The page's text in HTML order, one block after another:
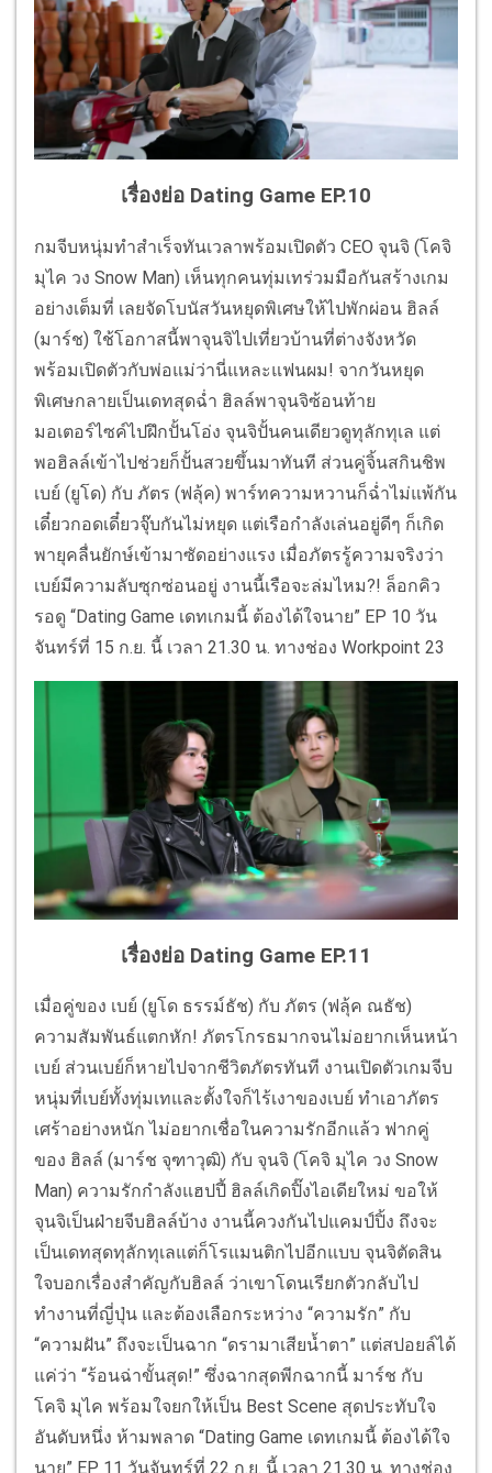
เรื่องย่อ Dating Game EP.10
กมจีบหนุ่มทำสำเร็จทันเวลาพร้อมเปิดตัว CEO จุนจิ (โคจิ
มุไค วง Snow Man) เห็นทุกคนทุ่มเทร่วมมือกันสร้างเกม
อย่างเต็มที่ เลยจัดโบนัสวันหยุดพิเศษให้ไปพักผ่อน ฮิลล์
(มาร์ช) ใช้โอกาสนี้พาจุนจิไปเที่ยวบ้านที่ต่างจังหวัด
พร้อมเปิดตัวกับพ่อแม่ว่านี่แหละแฟนผม! จากวันหยุด
พิเศษกลายเป็นเดทสุดฉ่ำ ฮิลล์พาจุนจิซ้อนท้าย
มอเตอร์ไซค์ไปฝึกปั้นโอ่ง จุนจิปั้นคนเดียวดูทุลักทุเล แต่
พอฮิลล์เข้าไปช่วยก็ปั้นสวยขึ้นมาทันที ส่วนคู่จิ้นสกินชิพ
เบย์ (ยูโด) กับ ภัตร (ฟลุ้ค) พาร์ทความหวานก็ฉ่ำไม่แพ้กัน
เดี๋ยวกอดเดี๋ยวจุ๊บกันไม่หยุด แต่เรือกำลังเล่นอยู่ดีๆ ก็เกิด
พายุคลื่นยักษ์เข้ามาซัดอย่างแรง เมื่อภัตรรู้ความจริงว่า
เบย์มีความลับซุกซ่อนอยู่ งานนี้เรือจะล่มไหม?! ล็อกคิว
รอดู “Dating Game เดทเกมนี้ ต้องได้ใจนาย” EP 10 วัน
จันทร์ที่ 15 ก.ย. นี้ เวลา 21.30 น. ทางช่อง Workpoint 23
เรื่องย่อ Dating Game EP.11
เมื่อคู่ของ เบย์ (ยูโด ธรรม์ธัช) กับ ภัตร (ฟลุ้ค ณธัช)
ความสัมพันธ์แตกหัก! ภัตรโกรธมากจนไม่อยากเห็นหน้า
เบย์ ส่วนเบย์ก็หายไปจากชีวิตภัตรทันที งานเปิดตัวเกมจีบ
หนุ่มที่เบย์ทั้งทุ่มเทและตั้งใจก็ไร้เงาของเบย์ ทำเอาภัตร
เศร้าอย่างหนัก ไม่อยากเชื่อในความรักอีกแล้ว ฟากคู่
ของ ฮิลล์ (มาร์ช จุฑาวุฒิ) กับ จุนจิ (โคจิ มุไค วง Snow
Man) ความรักกำลังแฮปปี้ ฮิลล์เกิดปิ๊งไอเดียใหม่ ขอให้
จุนจิเป็นฝ่ายจีบฮิลล์บ้าง งานนี้ควงกันไปแคมป์ปิ้ง ถึงจะ
เป็นเดทสุดทุลักทุเลแต่ก็โรแมนติกไปอีกแบบ จุนจิตัดสิน
ใจบอกเรื่องสำคัญกับฮิลล์ ว่าเขาโดนเรียกตัวกลับไป
ทำงานที่ญี่ปุ่น และต้องเลือกระหว่าง “ความรัก” กับ
“ความฝัน” ถึงจะเป็นฉาก “ดรามาเสียน้ำตา” แต่สปอยล์ได้
แค่ว่า “ร้อนฉ่าขั้นสุด!” ซึ่งฉากสุดพีกฉากนี้ มาร์ช กับ
โคจิ มุไค พร้อมใจยกให้เป็น Best Scene สุดประทับใจ
อันดับหนึ่ง ห้ามพลาด “Dating Game เดทเกมนี้ ต้องได้ใจ
นาย” EP 11 วันจันทร์ที่ 22 ก.ย. นี้ เวลา 21.30 น. ทางช่อง